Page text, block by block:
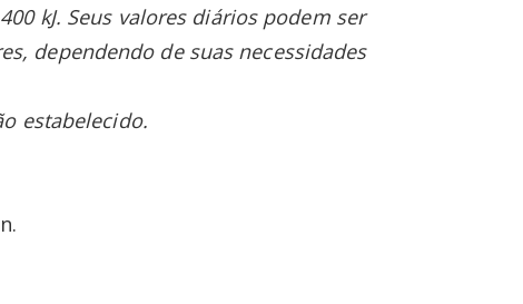
kJ. Seus valores diários podem ser
dependendo de suas necessidades
estabelecido.